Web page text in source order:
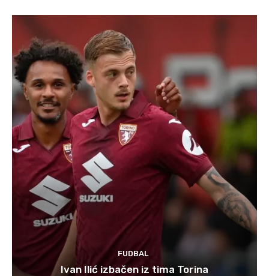
FUDBAL
Ivan Ilić izbačen iz tima Torina